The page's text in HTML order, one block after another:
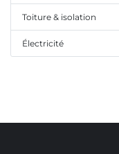
Toiture & isolation
Électricité